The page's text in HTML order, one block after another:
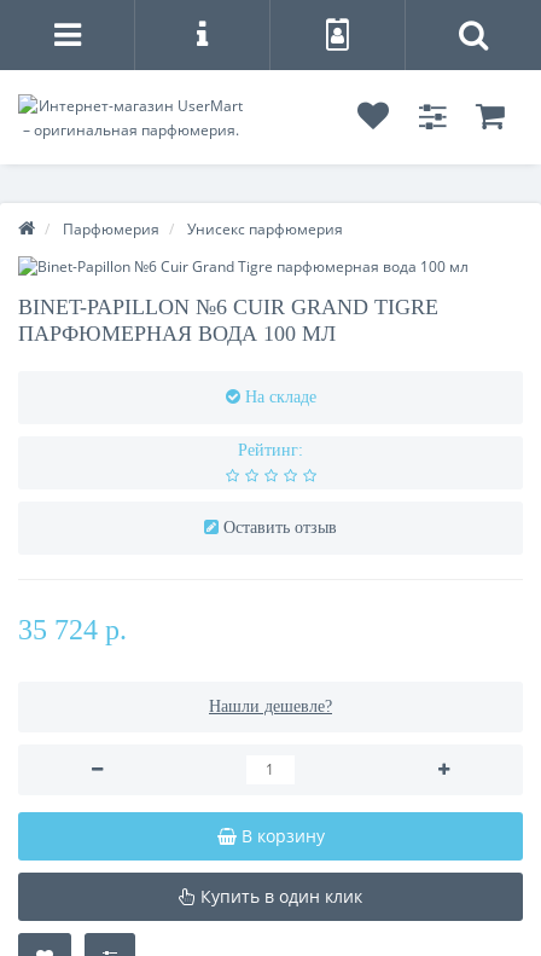
Парфюмерия Унисекс парфюмерия
BINET-PAPILLON №6 CUIR GRAND TIGRE
ПАРФЮМЕРНАЯ ВОДА 100 МЛ
На складе
Рейтинг:
Оставить отзыв
35 724 р.
Нашли дешевле?
В корзину
Купить в один клик